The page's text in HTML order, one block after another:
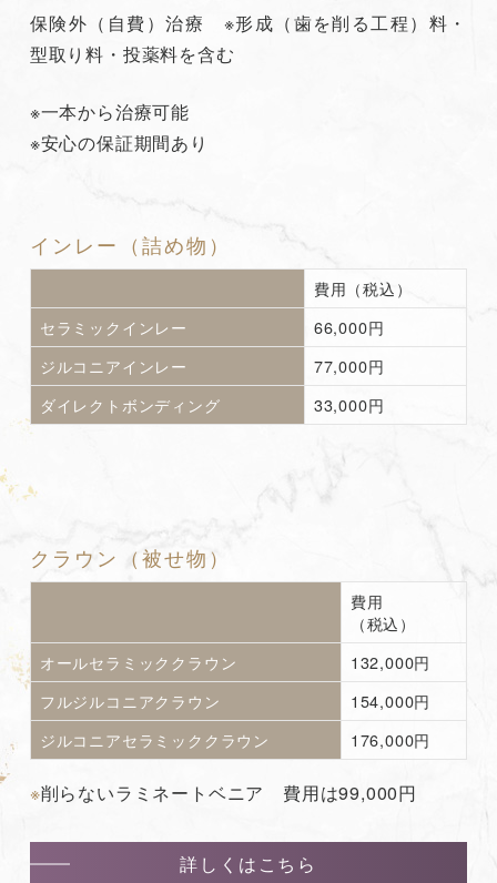
保険外（自費）治療 ※形成（歯を削る工程）料・
型取り料・投薬料を含む
※一本から治療可能
※安心の保証期間あり
インレー（詰め物）
費用（税込）
セラミックインレー
66,000円
ジルコニアインレー
77,000円
ダイレクトボンディング
33,000円
クラウン（被せ物）
費用
（税込）
オールセラミッククラウン
132,000円
フルジルコニアクラウン
154,000円
ジルコニアセラミッククラウン
176,000円
※削らないラミネートベニア 費用は99,000円
詳しくはこちら